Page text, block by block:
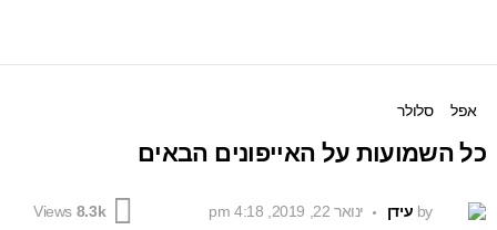
אפל סלולר
כל השמועות על האייפונים הבאים
by עידן ינואר 22, 2019, 4:18 pm 8.3k
Views